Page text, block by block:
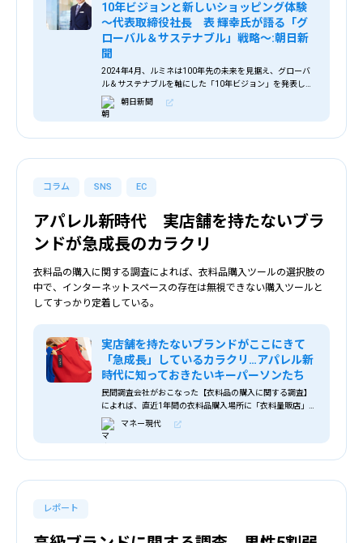
10年ビジョンと新しいショッピング体験
～代表取締役社長 表 輝幸氏が語る「グ
ローバル＆サステナブル」戦略～:朝日新
聞
2024年4月、ルミネは100年先の未来を見据え、グローバ
ル＆サステナブルを軸にした「10年ビジョン」を発表しま
した。今回はルミネの代表取締役社長 表 輝幸氏にこのビジ
ョンを掲げた理由や、未来志向の取り組みについて語って
いただきました。
朝日新聞
コラム SNS EC
アパレル新時代 実店舗を持たないブラ
ンドが急成長のカラクリ
衣料品の購入に関する調査によれば、衣料品購入ツールの選択肢の
中で、インターネットスペースの存在は無視できない購入ツールと
してすっかり定着している。
実店舗を持たないブランドがここにきて
「急成長」しているカラクリ…アパレル新
時代に知っておきたいキーパーソンたち
民間調査会社がおこなった【衣料品の購入に関する調査】
によれば、直近1年間の衣料品購入場所に「衣料量販店」が
衣料品購入者の約45%、次いで「ショッピングセンター
(37%)」、「インターネットショップ(37%)」が各4割弱と
あるように、衣料品購入ツールの1つの選択肢としてインタ
マネー現代
レポート